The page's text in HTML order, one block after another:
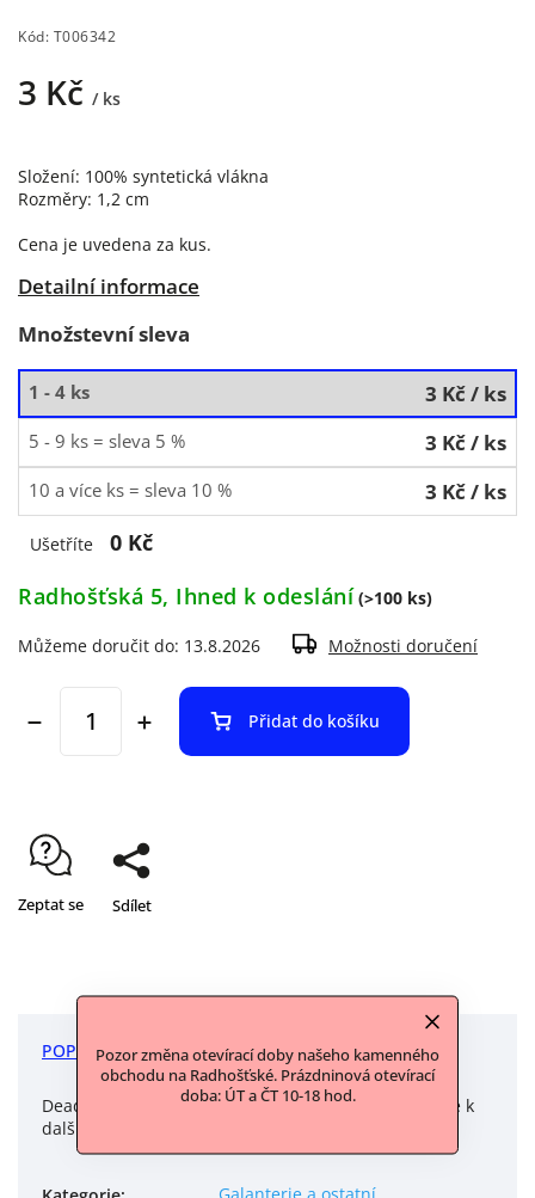
Pozor změna otevírací doby našeho kamenného
obchodu na Radhošťské. Prázdninová otevírací
doba: ÚT a ČT 10-18 hod.
Kód: T006342
3 Kč / ks
Složení: 100% syntetická vlákna
Rozměry: 1,2 cm
Cena je uvedena za kus.
Detailní informace
Množstevní sleva
1 - 4 ks 3 Kč/ ks
5 - 9 ks = sleva 5 % 3 Kč/ ks
10 a více ks = sleva 10 % 3 Kč/ ks
Ušetříte
0 Kč
Radhošťská 5, Ihned k odeslání (>100 ks)
Můžeme doručit do: 13.8.2026 Možnosti doručení
Přidat do košíku
Zeptat se Sdílet
POPIS DISKUZE
Deadstock materiál od Klárky z Akari, který nabízíme k
dalšímu upotřebení.